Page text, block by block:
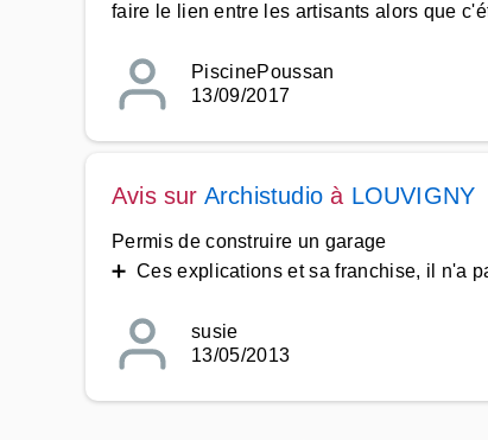
faire le lien entre les artisants alors que
PiscinePoussan
13/09/2017
Avis sur Archistudio à LOUVIGNY
Permis de construire un garage
➕ Ces explications et sa franchise, il n'a
susie
13/05/2013